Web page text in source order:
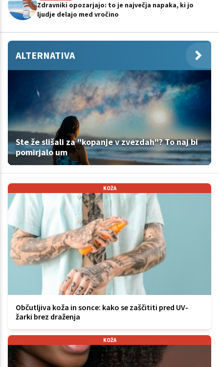
Zdravniki opozarjajo: to je največja napaka, ki jo
ljudje delajo med vročino
ALTERNATIVA
Ste že slišali za "kopanje v zvezdah"? To naj bi
pomirjalo um
KOŽA
Občutljiva koža in sonce: kako se zaščititi pred UV-
žarki brez draženja
KOŽA